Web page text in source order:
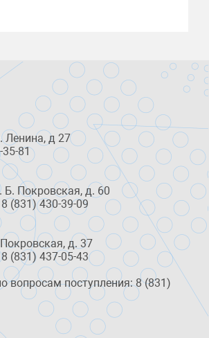
Ленина, д 27
35-81
Б. Покровская, д. 60
(831) 430-39-09
д. 37
(831) 437-05-43
вопросам поступления: 8 (831)